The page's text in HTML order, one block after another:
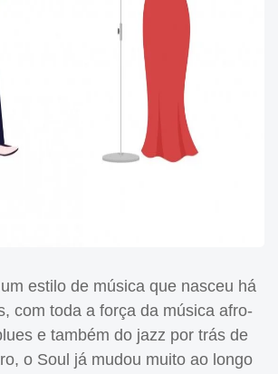
estilo de música que nasceu há
com toda a força da música afro-
e também do jazz por trás de
o Soul já mudou muito ao longo